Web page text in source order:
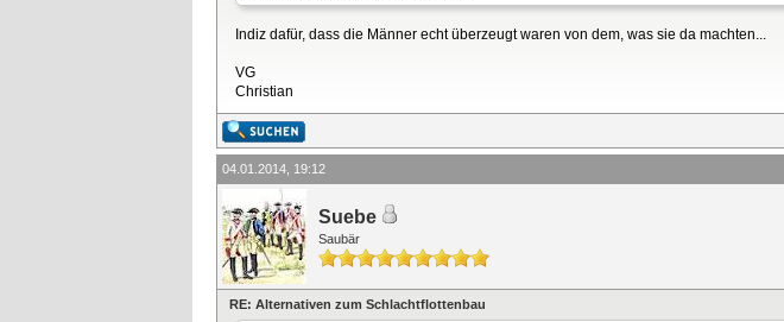
Indiz dafür, dass die Männer echt überzeugt waren von dem, was sie da machten...
VG
Christian
04.01.2014, 19:12
Suebe
Saubär
RE: Alternativen zum Schlachtflottenbau